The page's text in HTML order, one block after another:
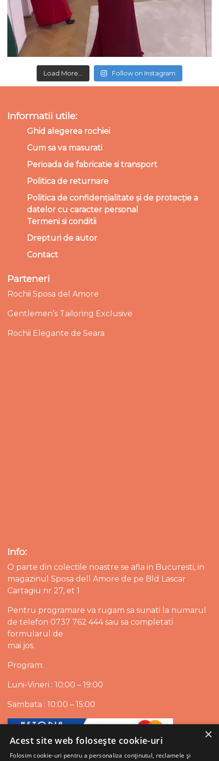
Load More... Follow on Instagram
Informatii utile:
Ghid alegerea rochiei
Cum sa va masurati
Perioada de fabricatie si transport
Politica de returnare
Politica de confidențialitate și de protecție a
datelor cu caracter personal
Termeni si conditii
Drepturi de autor
Contact
Parteneri
Rochii Sposa del Amore
Gentlemen’s Tailoring Exclusive
Rochii Elegante de Seara
Info:
O parte din colectile noastre se afla in Bucuresti, in
magazinul Sposa dell Amore de pe Bld Lascar
Cartagiu nr 27, et 1
Pentru programare va rugam sa sunati la numarul
de telefon 0737 762 444 sau sa completati
formularul de
mai jos.
Program:
Luni-Vineri : 10:00 – 19:00
Sambata : 10:00 – 15:00
×
Acest site web folosește cookie-uri
Folosim cookie-uri pentru a personaliza conținutul, reclamele și